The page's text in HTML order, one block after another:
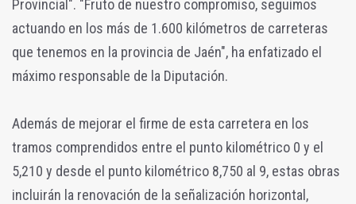
Provincial". "Fruto de nuestro compromiso, seguimos
actuando en los más de 1.600 kilómetros de carreteras
que tenemos en la provincia de Jaén", ha enfatizado el
máximo responsable de la Diputación.
Además de mejorar el firme de esta carretera en los
tramos comprendidos entre el punto kilométrico 0 y el
5,210 y desde el punto kilométrico 8,750 al 9, estas obras
incluirán la renovación de la señalización horizontal,